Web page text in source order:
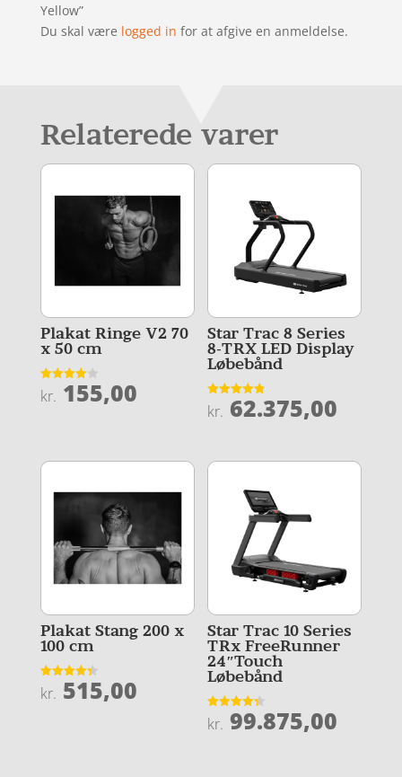
Yellow”
Du skal være logged in for at afgive en anmeldelse.
Relaterede varer
Plakat Ringe V2 70
x 50 cm
Vurderet
4
kr. 155,00
Star Trac 8 Series
8-TRX LED Display
Løbebånd
Vurderet
4.8
kr. 62.375,00
Plakat Stang 200 x
100 cm
Vurderet
4.3
kr. 515,00
Star Trac 10 Series
TRx FreeRunner
24″Touch
Løbebånd
Vurderet
4.3
kr. 99.875,00